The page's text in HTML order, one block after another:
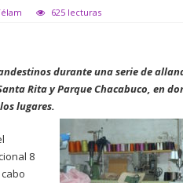
625 lecturas
durante una serie de
Rita y Parque Chacabuco, en
lugares.
8